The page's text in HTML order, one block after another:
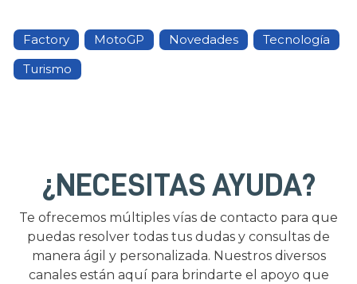
Factory MotoGP Novedades
Tecnología
Turismo
¿NECESITAS AYUDA?
Te ofrecemos múltiples vías de contacto para que
puedas resolver todas tus dudas y consultas de
manera ágil y personalizada. Nuestros diversos
canales están aquí para brindarte el apoyo que